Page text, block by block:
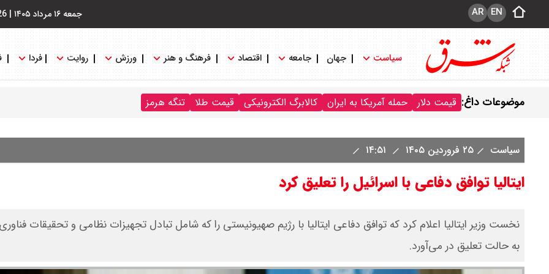
جمعه ۱۶ مرداد ۱۴۰۵ | EN
AR
سیاست جهان جامعه اقتصاد فرهنگ و هنر ورزش روایت فردا
موضوعات داغ: قیمت دلار حمله آمریکا به ایران کالابرگ الکترونیکی قیمت طلا تنگه هرمز
سیاست ۲۵ فروردین ۱۴۰۵
ایتالیا توافق دفاعی با اسرائیل را تعلیق کرد
نخست وزیر ایتالیا اعلام کرد که توافق دفاعی ایتالیا با رژیم صهیونیستی را که شامل تبادل تجهیزات نظامی و تحقیقات
به حالت تعلیق در می‌آورد.